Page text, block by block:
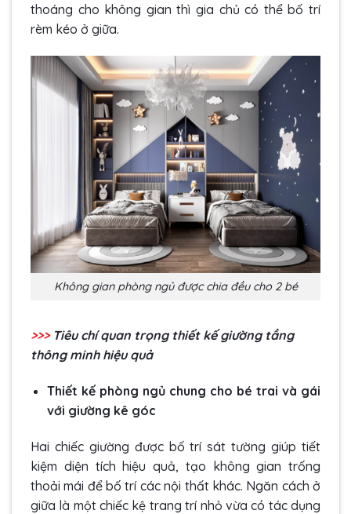
thoáng cho không gian thì gia chủ có thể bố trí
rèm kéo ở giữa.
Không gian phòng ngủ được chia đều cho 2 bé
>>>Tiêu chí quan trọng thiết kế giường tầng
thông minhhiệu quả
Thiết kế phòng ngủ chung cho bé trai và gái
với giường kê góc
Hai chiếc giường được bố trí sát tường giúp tiết
kiệm diện tích hiệu quả, tạo không gian trống
thoải mái để bố trí các nội thất khác. Ngăn cách ở
giữa là một chiếc kệ trang trí nhỏ vừa có tác dụng